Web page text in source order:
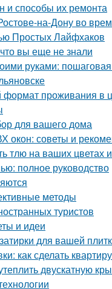
и способы их ремонта
на-Дону во
Простых Лайфхаков
вы еще не знали
руками: пошаговая
проживания в
для вашего дома
окон: советы и
тлю на ваших цветах
полное руководство
методы
туристов
и идеи
для вашей
как сделать
двускатную